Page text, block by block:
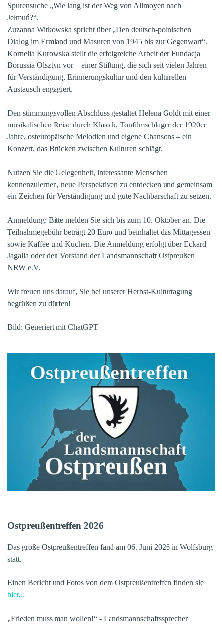
Spurensuche „Wie lang ist der Weg von Allmoyen nach
Jełmuń?“.
Zuzanna Witkowska spricht über „Den deutsch-polnischen
Dialog im Ermland und Masuren von 1945 bis zur Gegenwart“.
Kornelia Kurowska stellt die erfolgreiche Arbeit der Fundacja
Borussia Olsztyn vor – einer Stiftung, die sich seit vielen Jahren
für Verständigung, Erinnerungskultur und den kulturellen
Austausch engagiert.
Den stimmungsvollen Abschluss gestaltet Helena Goldt mit einer
musikalischen Reise durch Klassik, Tonfilmschlager der 1920er
Jahre, osteuropäische Melodien und eigene Chansons – ein
Konzert, das Brücken zwischen Kulturen schlägt.
Nutzen Sie die Gelegenheit, interessante Menschen
kennenzulernen, neue Perspektiven zu entdecken und gemeinsam
ein Zeichen für Verständigung und gute Nachbarschaft zu setzen.
Anmeldung: Bitte melden Sie sich bis zum 10. Oktober an. Die
Teilnahmegebühr beträgt 20 Euro und beinhaltet das Mittagessen
sowie Kaffee und Kuchen. Die Anmeldung erfolgt über Eckard
Jagalla oder den Vorstand der Landsmannschaft Ostpreußen
NRW e.V.
Wir freuen uns darauf, Sie bei unserer Herbst-Kulturtagung
begrüßen zu dürfen!
Bild: Generiert mit ChatGPT
Ostpreußentreffen 2026
Das große Ostpreußentreffen fand am 06. Juni 2026 in Wolfsburg
statt.
Einen Bericht und Fotos von dem Ostpreußentreffen finden sie
hier...
„Frieden muss man wollen!“ - Landsmannschaftssprecher